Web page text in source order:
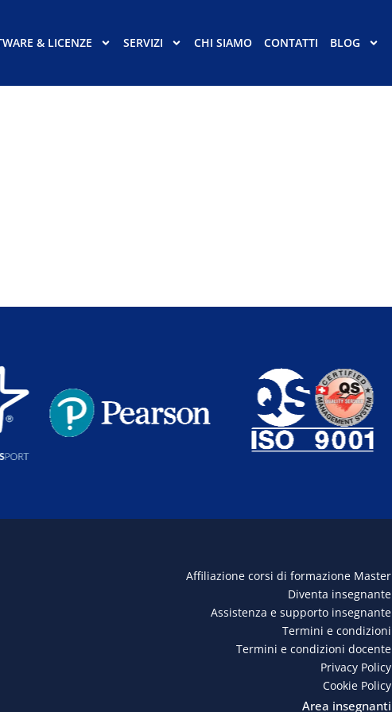
& LICENZE SERVIZI CHI SIAMO CONTATTI BLOG
Affiliazione corsi di formazione Master
Diventa insegnante
Assistenza e supporto insegnante
Termini e condizioni
Termini e condizioni docente
Privacy Policy
Cookie Policy
Area insegnanti